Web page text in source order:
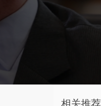
相关推荐